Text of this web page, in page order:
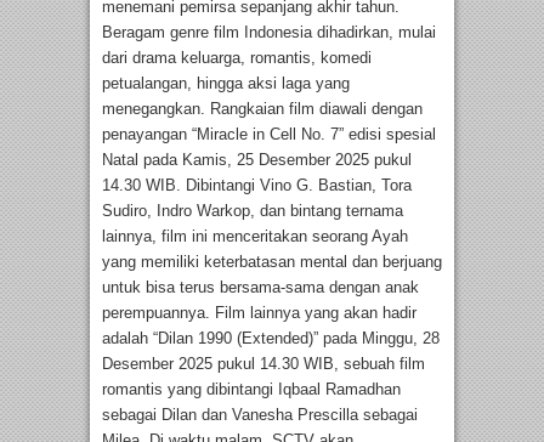
menemani pemirsa sepanjang akhir tahun.
Beragam genre film Indonesia dihadirkan, mulai
dari drama keluarga, romantis, komedi
petualangan, hingga aksi laga yang
menegangkan. Rangkaian film diawali dengan
penayangan “Miracle in Cell No. 7” edisi spesial
Natal pada Kamis, 25 Desember 2025 pukul
14.30 WIB. Dibintangi Vino G. Bastian, Tora
Sudiro, Indro Warkop, dan bintang ternama
lainnya, film ini menceritakan seorang Ayah
yang memiliki keterbatasan mental dan berjuang
untuk bisa terus bersama-sama dengan anak
perempuannya. Film lainnya yang akan hadir
adalah “Dilan 1990 (Extended)” pada Minggu, 28
Desember 2025 pukul 14.30 WIB, sebuah film
romantis yang dibintangi Iqbaal Ramadhan
sebagai Dilan dan Vanesha Prescilla sebagai